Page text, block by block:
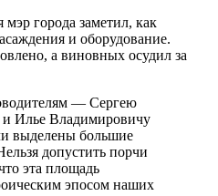
города заметил, как
и оборудование.
а виновных осудил за
— Сергею
Илье Владимировичу
выделены большие
допустить порчи
эта площадь
эпосом наших